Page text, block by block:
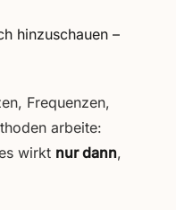
hinzuschauen –
Frequenzen,
arbeite:
wirkt nur dann,